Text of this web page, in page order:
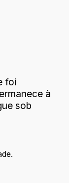
foi
à
sob